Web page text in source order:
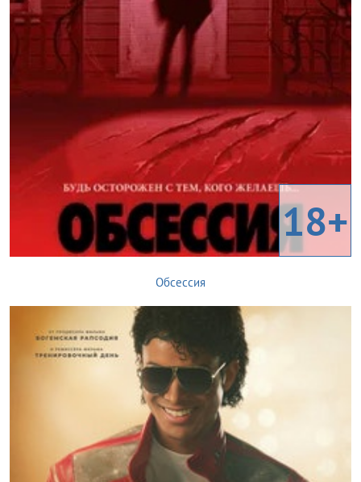
18+
Обсессия